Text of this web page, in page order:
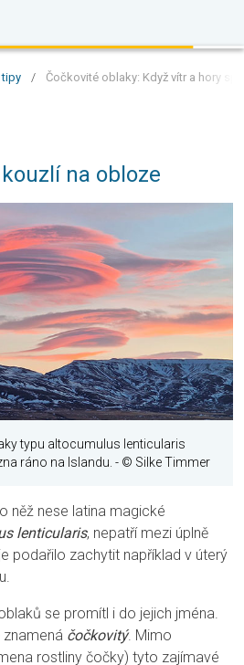
tipy / Čočkovité oblaky: Když vítr a hory
na obloze
typu altocumulus lenticularis
ráno na Islandu. - © Silke Timmer
něž nese latina magické
lenticularis, nepatří mezi úplně
podařilo zachytit například v úterý
se promítl i do jejich jména.
čočkovitý. Mimo
rostliny čočky) tyto zajímavé